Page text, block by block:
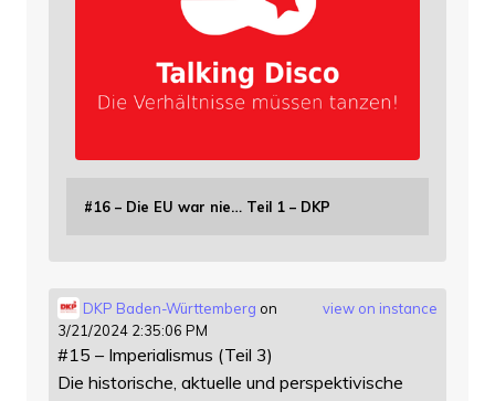
#16 – Die EU war nie… Teil 1 – DKP
view on instance
DKP Baden-Württemberg on
3/21/2024 2:35:06 PM
#15 – Imperialismus (Teil 3)
Die historische, aktuelle und perspektivische